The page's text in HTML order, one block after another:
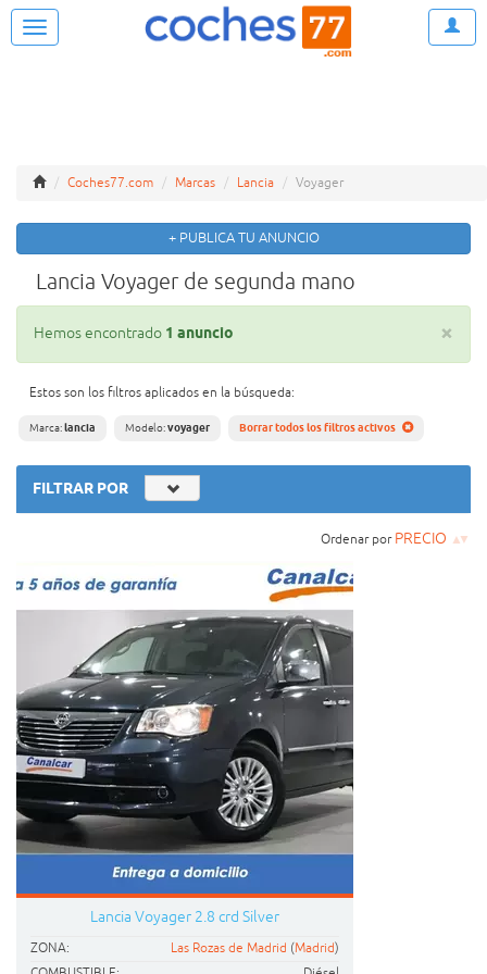
Coches77.com Marcas Lancia Voyager
+ PUBLICA TU ANUNCIO
Lancia Voyager de segunda mano
Hemos encontrado 1 anuncio ×
Estos son los filtros aplicados en la búsqueda:
Marca:lancia Modelo:voyager Borrar todos los filtros activos
FILTRAR POR
Ordenar por PRECIO ▲▼
Lancia Voyager 2.8 crd Silver
ZONA: Las Rozas de Madrid (Madrid)